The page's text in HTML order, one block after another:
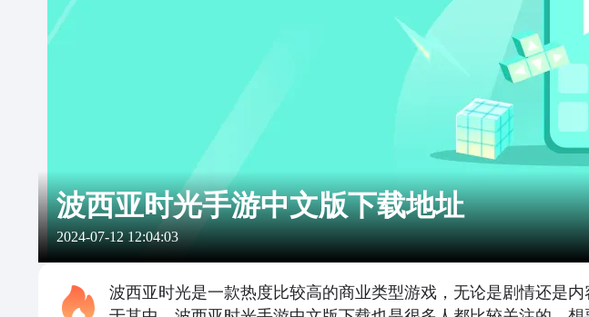
波西亚时光手游中文版下载地址
2024-07-12 12:04:03
波西亚时光是一款热度比较高的商业类型游戏，无论是剧情还是